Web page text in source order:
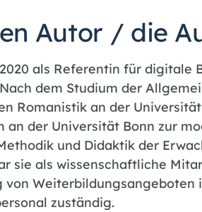
Autor / die
als Re­fe­ren­tin für di­gi­ta­le
dem Stu­di­um der
Ro­ma­nis­tik an der
an der Uni­ver­si­tät Bonn zur
und Di­dak­tik der
sie als wis­sen­schaft­li­che
von
zu­stän­dig.